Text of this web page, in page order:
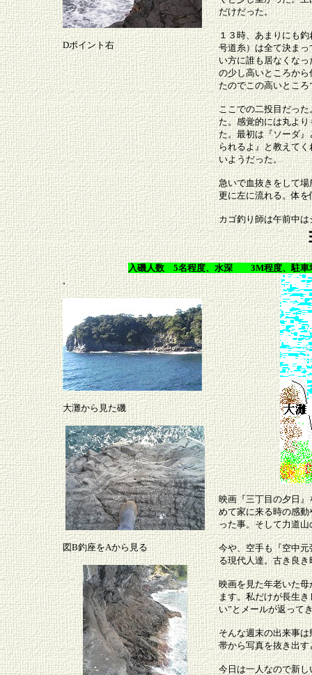
Dポイント右
だけだった。
１３時、あまりにも
号道糸）は全て決ま
い方に誰も居なくな
の少し高いところか
たのでこの高いところ
ここでの二投目だっ
た。感覚的には丸よ
た。最初は『ソーダ
られるよ』と教えて
いようだった。
急いで血抜きをして
更に左に流れる。体
カゴ釣り師は午前中
入磯人数 5名程度、水深 3M程度、駐車
.
大灘から見た磯
図B釣座をAから見る
映画『三丁目の夕日
めて家に来る時の感
った事。そして力道
今や、空手も『空中元
る現代人達。古き良
映画を見た年老いた
ます。私だけが長生
い”とメールが返って
そんな週末の出来事
帯から写真を抜き出
今日は一人なので新